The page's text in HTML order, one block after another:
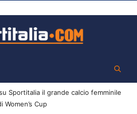
Sportitalia il grande calcio femminile
Cup